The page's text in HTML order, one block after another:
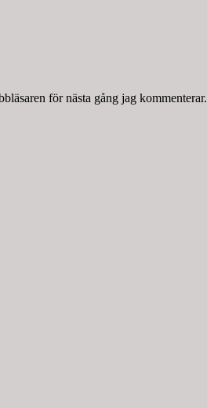
för nästa gång jag kommenterar.